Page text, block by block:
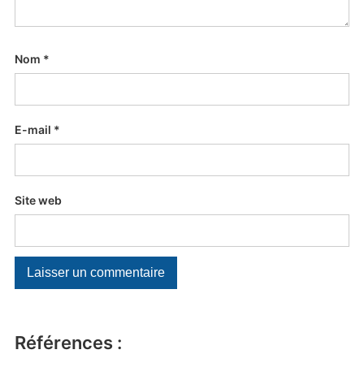
Références :
Nom *
E-mail *
Site web